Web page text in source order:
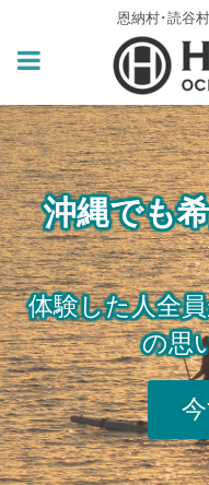
恩納村･読谷
沖縄でも
体験した人全
の思